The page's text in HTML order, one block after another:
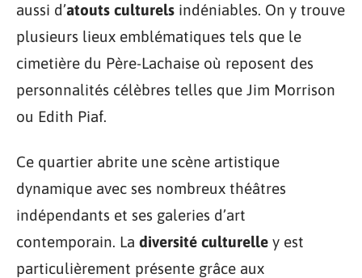
aussi d’atouts culturels indéniables. On y trouve
plusieurs lieux emblématiques tels que le
cimetière du Père-Lachaise où reposent des
personnalités célèbres telles que Jim Morrison
ou Edith Piaf.
Ce quartier abrite une scène artistique
dynamique avec ses nombreux théâtres
indépendants et ses galeries d’art
contemporain. La diversité culturelle y est
particulièrement présente grâce aux